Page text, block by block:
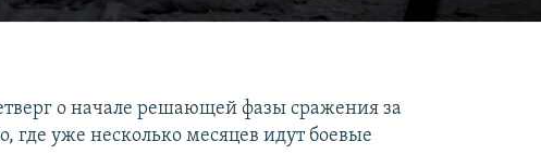
о начале решающей фазы сражения за
где уже несколько месяцев идут боевые